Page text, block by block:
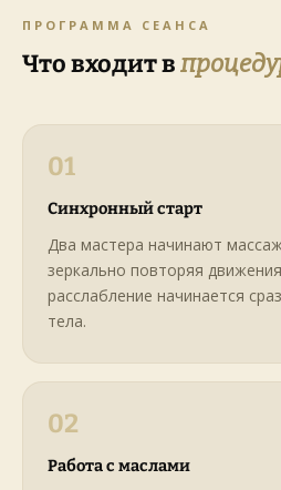
ПРОГРАММА СЕАНСА
Что входит в
01
Синхронный старт
Два мастера начинают
зеркально повторяя
расслабление начинается
тела.
02
Работа с маслами